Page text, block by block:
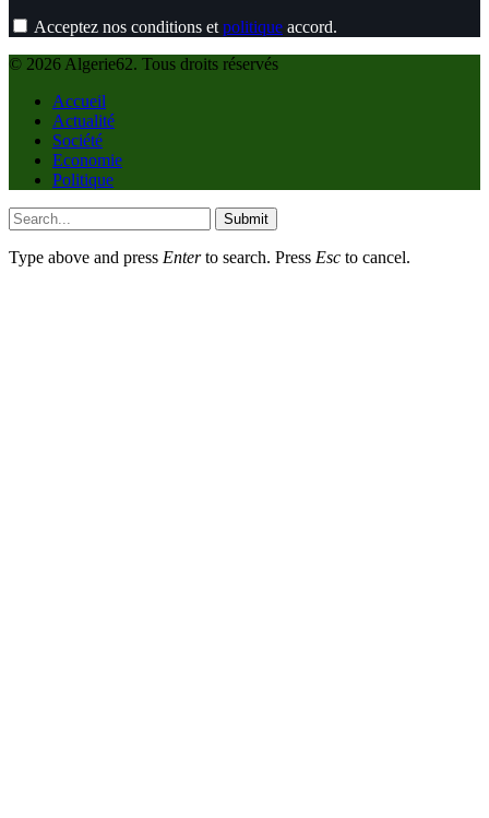
Acceptez nos conditions et politique accord.
© 2026 Algerie62. Tous droits réservés
Accueil
Actualité
Société
Economie
Politique
Submit
Type above and press Enterto search. Press Esc to cancel.